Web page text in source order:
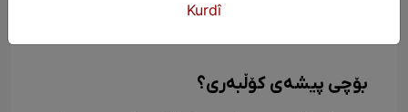
بۆچی پیشەی کۆڵبەری؟
Kurdî